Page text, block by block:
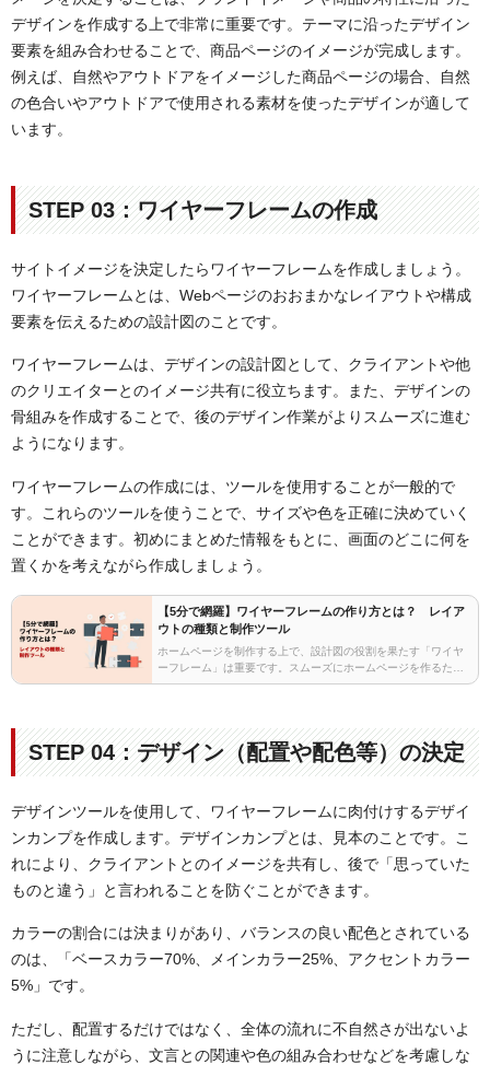
デザインを作成する上で非常に重要です。テーマに沿ったデザイン
要素を組み合わせることで、商品ページのイメージが完成します。
例えば、自然やアウトドアをイメージした商品ページの場合、自然
の色合いやアウトドアで使用される素材を使ったデザインが適して
います。
STEP 03：ワイヤーフレームの作成
サイトイメージを決定したらワイヤーフレームを作成しましょう。
ワイヤーフレームとは、Webページのおおまかなレイアウトや構成
要素を伝えるための設計図のことです。
ワイヤーフレームは、デザインの設計図として、クライアントや他
のクリエイターとのイメージ共有に役立ちます。また、デザインの
骨組みを作成することで、後のデザイン作業がよりスムーズに進む
ようになります。
ワイヤーフレームの作成には、ツールを使用することが一般的で
す。これらのツールを使うことで、サイズや色を正確に決めていく
ことができます。初めにまとめた情報をもとに、画面のどこに何を
置くかを考えながら作成しましょう。
【5分で網羅】ワイヤーフレームの作り方とは？ レイア
ウトの種類と制作ツール
ホームページを制作する上で、設計図の役割を果たす「ワイヤ
ーフレーム」は重要です。スムーズにホームページを作るため
に欠かせないワイヤーフレームはどうやって作るのか、その方
STEP 04：デザイン（配置や配色等）の決定
デザインツールを使用して、ワイヤーフレームに肉付けするデザイ
ンカンプを作成します。デザインカンプとは、見本のことです。こ
れにより、クライアントとのイメージを共有し、後で「思っていた
ものと違う」と言われることを防ぐことができます。
カラーの割合には決まりがあり、バランスの良い配色とされている
のは、「ベースカラー70%、メインカラー25%、アクセントカラー
5%」です。
ただし、配置するだけではなく、全体の流れに不自然さが出ないよ
うに注意しながら、文言との関連や色の組み合わせなどを考慮しな